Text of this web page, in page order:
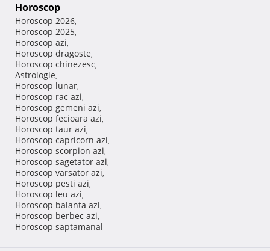
Horoscop
Horoscop 2026,
Horoscop 2025,
Horoscop azi,
Horoscop dragoste,
Horoscop chinezesc,
Astrologie,
Horoscop lunar,
Horoscop rac azi,
Horoscop gemeni azi,
Horoscop fecioara azi,
Horoscop taur azi,
Horoscop capricorn azi,
Horoscop scorpion azi,
Horoscop sagetator azi,
Horoscop varsator azi,
Horoscop pesti azi,
Horoscop leu azi,
Horoscop balanta azi,
Horoscop berbec azi,
Horoscop saptamanal